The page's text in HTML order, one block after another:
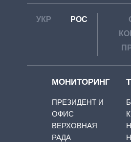
УКР РОС
МОНИТОРИНГ
ПРЕЗИДЕНТ И
ОФИС
ВЕРХОВНАЯ
РАДА